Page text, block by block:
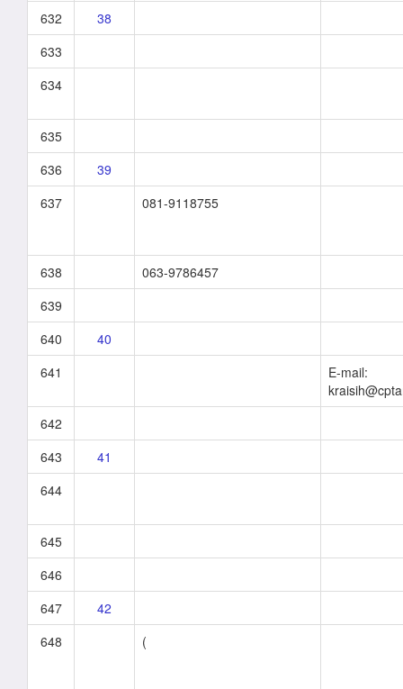
632
38
633
634
635
636
39
637
081-9118755
638
063-9786457
639
640
40
641
E-mail:
642
643
41
644
645
646
647
42
648
(